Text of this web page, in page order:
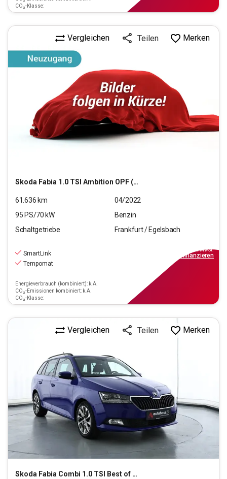
CO₂-Klasse:
Skoda Fabia 1.0 TSI Ambition OPF (EURO 6d)
Vergleichen Teilen Merken
61.636 km
04/2022
95 PS/70 kW
Benzin
Schaltgetriebe
Frankfurt / Egelsbach
SmartLink
Tempomat
Energieverbrauch (kombiniert): k.A.
CO₂-Emissionen kombiniert: k.A.
CO₂-Klasse:
inkl.MwSt.
finanzieren
Skoda Fabia Combi 1.0 TSI Best of OPF (EURO 6d)
Vergleichen Teilen Merken